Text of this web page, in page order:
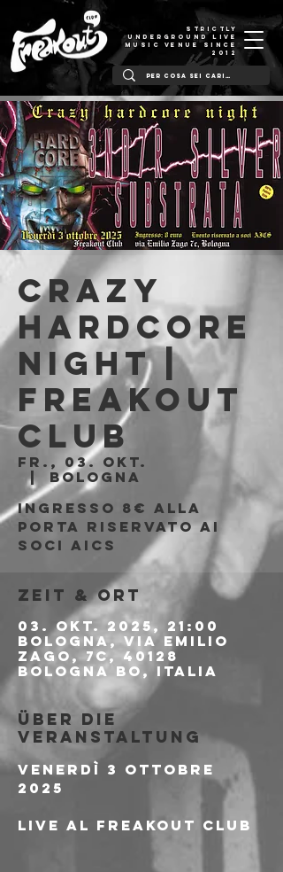
STRICTLY
UNDERGROUND LIVE
MUSIC VENUE SINCE
2012
CRAZY
HARDCORE
NIGHT |
Freakout
Club
Fr., 03. Okt.
  |
Bologna
Ingresso 8€ alla
porta riservato ai
soci AICS
Zeit & Ort
03. Okt. 2025, 21:00
Bologna, Via Emilio
Zago, 7c, 40128
Bologna BO, Italia
Über die
Veranstaltung
Venerdì 3 ottobre
2025
Live al Freakout Club